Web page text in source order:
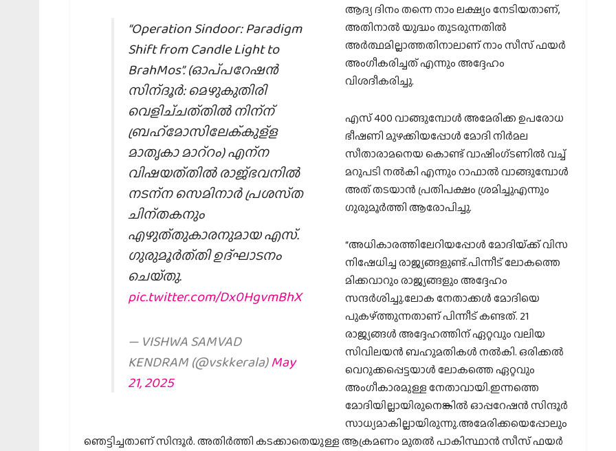
“Operation Sindoor: Paradigm
Shift from Candle Light to
BrahMos”. (ഓപ്പറേഷൻ
സിന്ദൂർ: മെഴുകുതിരി
വെളിച്ചത്തിൽ നിന്ന്
ബ്രഹ്മോസിലേക്കുള്ള
മാതൃകാ മാറ്റം) എന്ന
വിഷയത്തിൽ രാജ്ഭവനിൽ
നടന്ന സെമിനാർ പ്രശസ്ത
ചിന്തകനും
എഴുത്തുകാരനുമായ എസ്.
ഗുരുമൂർത്തി ഉദ്ഘാടനം
ചെയ്തു.
pic.twitter.com/Dx0HgvmBhX
— VISHWA SAMVAD
KENDRAM (@vskkerala)May
21, 2025
ആദ്യ ദിനം തന്നെ നാം ലക്ഷ്യം നേടിയതാണ്,
അതിനാൽ യുദ്ധം തുടരുന്നതിൽ
അർത്ഥമില്ലാത്തതിനാലാണ് നാം സീസ് ഫയർ
അംഗീകരിച്ചത് എന്നും അദ്ദേഹം
വിശദീകരിച്ചു.
എസ് 400 വാങ്ങുമ്പോൾ അമേരിക്ക ഉപരോധ
ഭീഷണി മുഴക്കിയപ്പോൾ മോദി നിർമല
സീതാരാമനെയ കൊണ്ട് വാഷിംഗ്ടണിൽ വച്ച്
മറുപടി നൽകി എന്നും റാഫാൽ വാങ്ങുമ്പോൾ
അത് തടയാൻ പ്രതിപക്ഷം ശ്രമിച്ചുഎന്നും
ഗുരുമൂർത്തി ആരോപിച്ചു.
“അധികാരത്തിലേറിയപ്പോൾ മോദിയ്‌ക്ക് വിസ
നിഷേധിച്ച രാജ്യങ്ങളുണ്ട്.പിന്നീട് ലോകത്തെ
മിക്കവാറും രാജ്യങ്ങളും അദ്ദേഹം
സന്ദർശിച്ചു.ലോക നേതാക്കൾ മോദിയെ
പുകഴ്‌ത്തുന്നതാണ് പിന്നീട് കണ്ടത്. 21
രാജ്യങ്ങൾ അദ്ദേഹത്തിന് ഏറ്റവും വലിയ
സിവിലയൻ ബഹുമതികൾ നൽകി. ഒരിക്കൽ
വെറുക്കപ്പെട്ടയാൾ ലോകത്തെ ഏറ്റവും
അംഗീകാരമുള്ള നേതാവായി.ഇന്നത്തെ
മോദിയില്ലായിരുനെങ്കിൽ ഓപ്പറേഷൻ സിന്ദൂർ
സാധ്യമാകില്ലായിരുന്നു.അമേരിക്കയെപ്പോലും
ഞെട്ടിച്ചതാണ് സിന്ദൂർ. അതിർത്തി കടക്കാതെയുള്ള ആക്രമണം മുതൽ പാകിസ്ഥാൻ സീസ് ഫയർ